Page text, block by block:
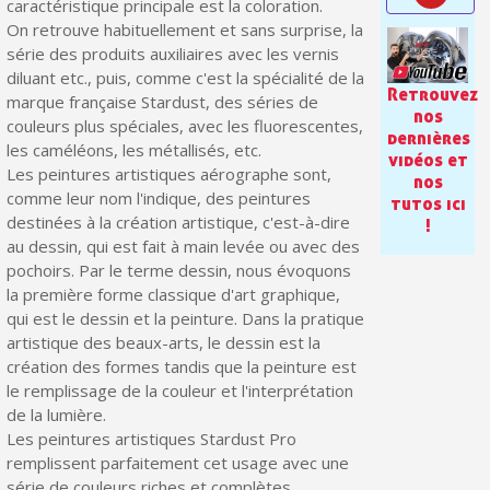
Paiement en 4x sans frais dès 30€ d'achats
Votre devis en ligne en moins d'1 minute
Partagez vos créations et obtenez des bons d'achat
Gagnez des points de fidélité à chaque commande
Livraison sous 24 h en France Métropolitaine
Retour produits sous 14 jours
Réduction de 5€ sur la première commande
10€ de bon d'achat pour chaque parrainage
Inscription à la newsletter : 5€ de réduction
caractéristique principale est la coloration.
On retrouve habituellement et sans surprise, la
série des produits auxiliaires avec les vernis
diluant etc., puis, comme c'est la spécialité de la
marque française Stardust, des séries de
couleurs plus spéciales, avec les fluorescentes,
les caméléons, les métallisés, etc.
Les peintures artistiques aérographe sont,
comme leur nom l'indique, des peintures
destinées à la création artistique, c'est-à-dire
au dessin, qui est fait à main levée ou avec des
pochoirs. Par le terme dessin, nous évoquons
la première forme classique d'art graphique,
qui est le dessin et la peinture. Dans la pratique
artistique des beaux-arts, le dessin est la
création des formes tandis que la peinture est
le remplissage de la couleur et l'interprétation
de la lumière.
Les peintures artistiques Stardust Pro
remplissent parfaitement cet usage avec une
Retrouvez
nos
dernières
vidéos et
nos
tutos ici
!